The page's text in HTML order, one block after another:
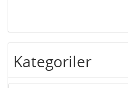
Kategoriler